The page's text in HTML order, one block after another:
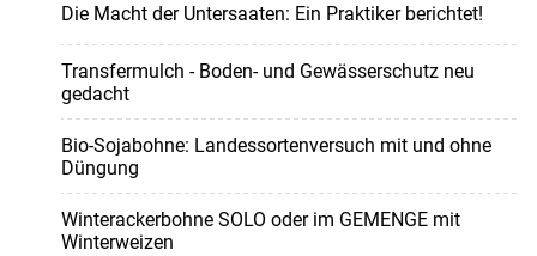
Die Macht der Untersaaten: Ein Praktiker berichtet!
Transfermulch - Boden- und Gewässerschutz neu
gedacht
Bio-Sojabohne: Landessortenversuch mit und ohne
Düngung
Winterackerbohne SOLO oder im GEMENGE mit
Winterweizen